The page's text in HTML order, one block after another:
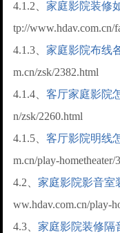
4.1.2、家庭影院装修
tp://www.hdav.com.cn/
4.1.3、家庭影院布线
m.cn/zsk/2382.html
4.1.4、客厅家庭影院
n/zsk/2260.html
4.1.5、客厅影院明线
m.cn/play-hometheater/
4.2、家庭影院影音室
ww.hdav.com.cn/play-
4.3、家庭影院装修隔